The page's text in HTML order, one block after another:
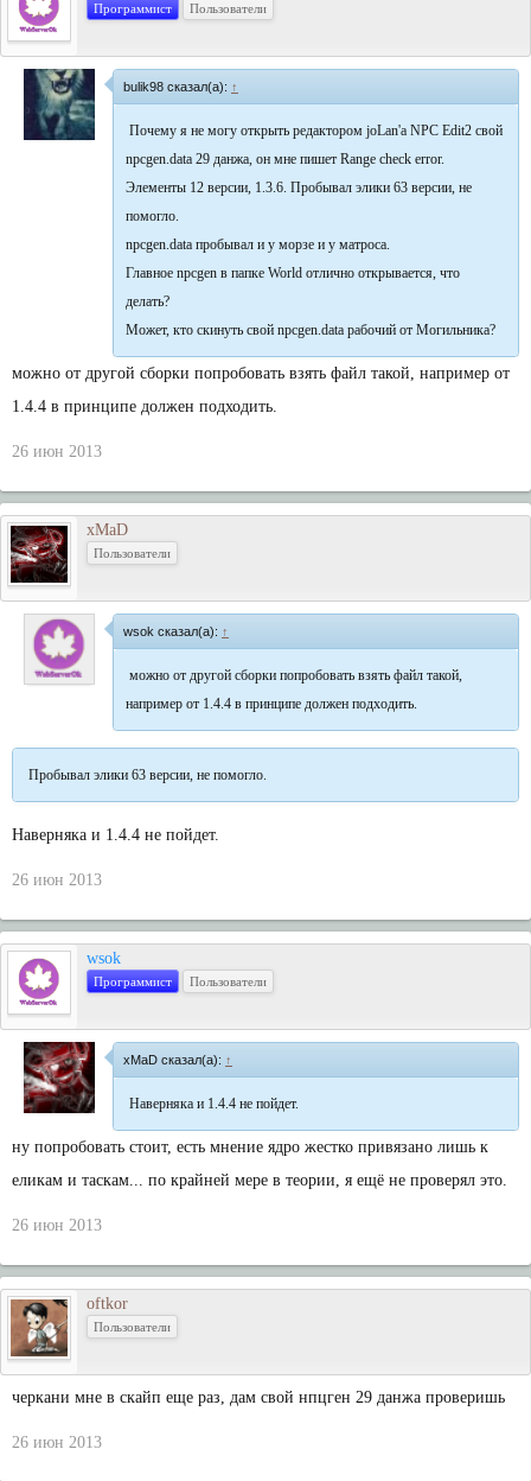
Программист Пользователи
bulik98 сказал(а): ↑
Почему я не могу открыть редактором joLan'a NPC Edit2 свой
npcgen.data 29 данжа, он мне пишет Range check error.
Элементы 12 версии, 1.3.6. Пробывал элики 63 версии, не
помогло.
npcgen.data пробывал и у морзе и у матроса.
Главное npcgen в папке World отлично открывается, что
делать?
Может, кто скинуть свой npcgen.data рабочий от Могильника?
можно от другой сборки попробовать взять файл такой, например от
1.4.4 в принципе должен подходить.
26 июн 2013
xMaD
Пользователи
wsok сказал(а): ↑
можно от другой сборки попробовать взять файл такой,
например от 1.4.4 в принципе должен подходить.
Пробывал элики 63 версии, не помогло.
Наверняка и 1.4.4 не пойдет.
26 июн 2013
wsok
Программист Пользователи
xMaD сказал(а): ↑
Наверняка и 1.4.4 не пойдет.
ну попробовать стоит, есть мнение ядро жестко привязано лишь к
еликам и таскам... по крайней мере в теории, я ещё не проверял это.
26 июн 2013
oftkor
Пользователи
черкани мне в скайп еще раз, дам свой нпцген 29 данжа проверишь
26 июн 2013